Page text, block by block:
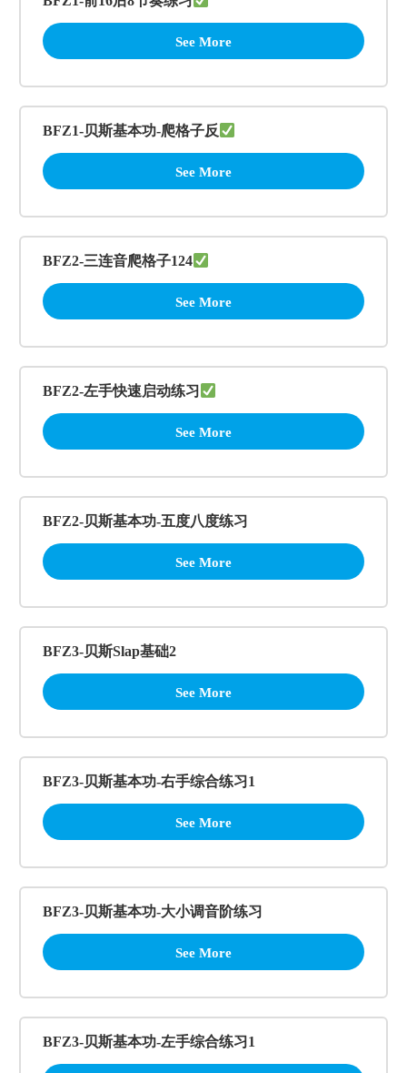
See More
BFZ1-贝斯基本功-爬格子反
See More
BFZ2-三连音爬格子124
See More
BFZ2-左手快速启动练习
See More
BFZ2-贝斯基本功-五度八度练习
See More
BFZ3-贝斯Slap基础2
See More
BFZ3-贝斯基本功-右手综合练习1
See More
BFZ3-贝斯基本功-大小调音阶练习
See More
BFZ3-贝斯基本功-左手综合练习1